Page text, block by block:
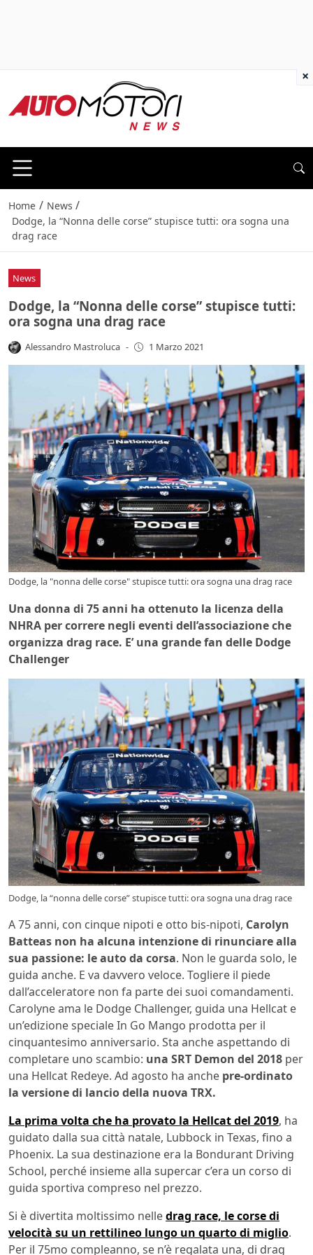
Home / News /
Dodge, la “Nonna delle corse” stupisce tutti: ora sogna una
drag race
News
Dodge, la “Nonna delle corse” stupisce tutti:
ora sogna una drag race
Alessandro Mastroluca - 1 Marzo 2021
Dodge, la "nonna delle corse" stupisce tutti: ora sogna una drag race
Una donna di 75 anni ha ottenuto la licenza della
NHRA per correre negli eventi dell’associazione che
organizza drag race. E’ una grande fan delle Dodge
Challenger
Dodge, la “nonna delle corse” stupisce tutti: ora sogna una drag race
A 75 anni, con cinque nipoti e otto bis-nipoti, Carolyn
Batteas non ha alcuna intenzione di rinunciare alla
sua passione: le auto da corsa. Non le guarda solo, le
guida anche. E va davvero veloce. Togliere il piede
dall’acceleratore non fa parte dei suoi comandamenti.
Carolyne ama le Dodge Challenger, guida una Hellcat e
un’edizione speciale In Go Mango prodotta per il
cinquantesimo anniversario. Sta anche aspettando di
completare uno scambio: una SRT Demon del 2018 per
una Hellcat Redeye. Ad agosto ha anche pre-ordinato
la versione di lancio della nuova TRX.
La prima volta che ha provato la Hellcat del 2019, ha
guidato dalla sua città natale, Lubbock in Texas, fino a
Phoenix. La sua destinazione era la Bondurant Driving
School, perché insieme alla supercar c’era un corso di
guida sportiva compreso nel prezzo.
Si è divertita moltissimo nelledrag race, le corse di
velocità su un rettilineo lungo un quarto di miglio.
Per il 75mo compleanno, se n’è regalata una, di drag
×